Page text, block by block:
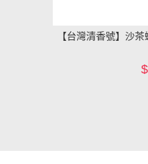
【台灣清香號】沙
$